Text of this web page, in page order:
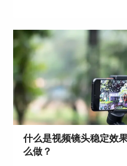
什么是视频镜头稳定效
么做？